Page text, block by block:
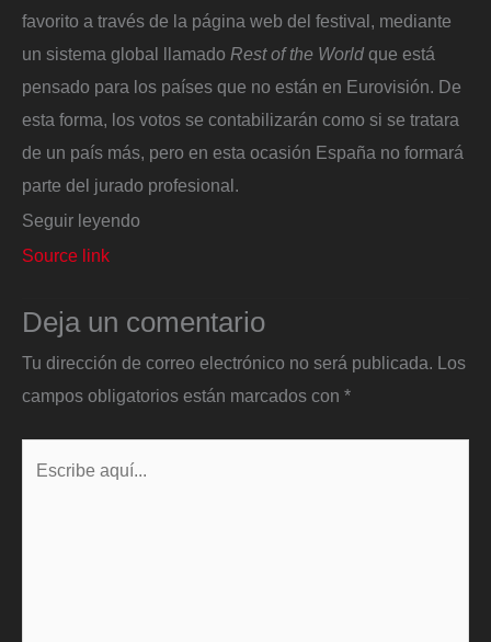
favorito a través de la página web del festival, mediante
un sistema global llamado Rest of the World que está
pensado para los países que no están en Eurovisión. De
esta forma, los votos se contabilizarán como si se tratara
de un país más, pero en esta ocasión España no formará
parte del jurado profesional.
Seguir leyendo
Source link
Deja un comentario
Tu dirección de correo electrónico no será publicada. Los
campos obligatorios están marcados con *